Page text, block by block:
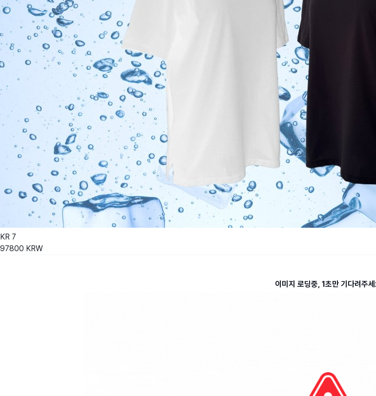
KR 7
97800 KRW
이미지 로딩중, 1초만 기다려주